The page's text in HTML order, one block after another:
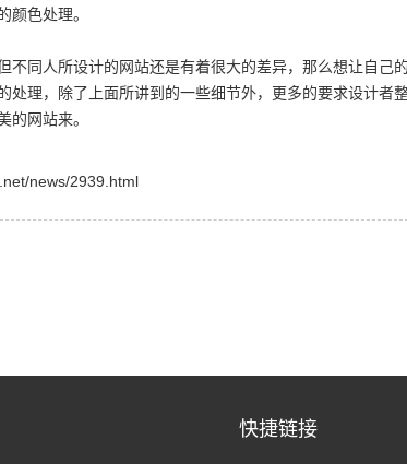
颜色处理。
同人所设计的网站还是有着很大的差异，那么想让自己
理，除了上面所讲到的一些细节外，更多的要求设计者
的网站来。
news/2939.html
快捷链接